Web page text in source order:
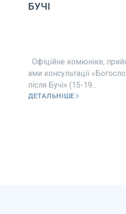
БУЧІ
Офіційне комюніке,
ами консультації
після Бучі» (15-19...
ДЕТАЛЬНІШЕ